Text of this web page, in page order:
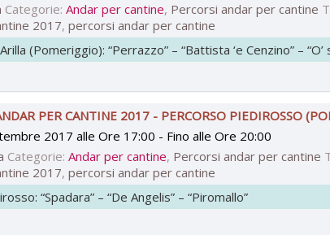
Categorie:Andar per cantine, Percorsi andar per cantine
2017,percorsi andar per cantine
(Pomeriggio): “Perrazzo” – “Battista ‘e Cenzino” – “O’
PER CANTINE 2017 - PERCORSO PIEDIROSSO
2017 alle Ore 17:00 - Finoalle Ore 20:00
Categorie:Andar per cantine, Percorsi andar per cantine
2017,percorsi andar per cantine
“Spadara” – “De Angelis” – “Piromallo”